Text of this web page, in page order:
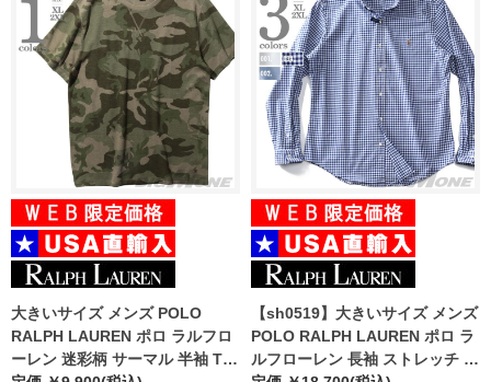
大きいサイズ メンズ POLO
RALPH LAUREN ポロ ラルフロ
ーレン 迷彩柄 サーマル 半袖 Tシ
【sh0519】大きいサイズ メンズ
POLO RALPH LAUREN ポロ ラ
ルフローレン 長袖 ストレッチ オ